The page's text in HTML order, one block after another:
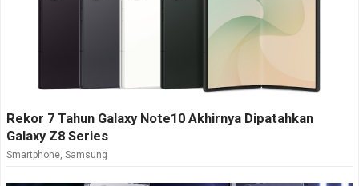
Rekor 7 Tahun Galaxy Note10 Akhirnya Dipatahkan
Galaxy Z8 Series
Smartphone, Samsung